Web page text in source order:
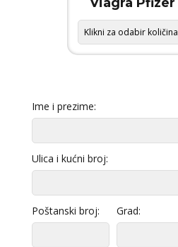
Ime i prezime:
Ulica i kućni broj:
Poštanski broj: Grad: